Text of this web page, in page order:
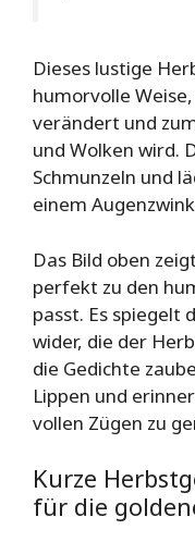
Dieses lustige
humorvolle
verändert und
und Wolken wird.
Schmunzeln und
einem
Das Bild oben
perfekt zu den
passt. Es spiegelt
wider, die der
die Gedichte
Lippen und
vollen Zügen zu
Kurze
für die